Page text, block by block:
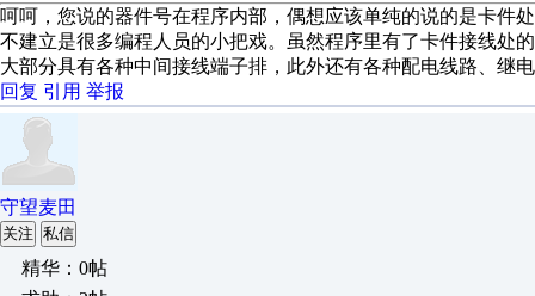
呵呵，您说的器件号在程序内部，偶想应该单纯的说的是卡件
不建立是很多编程人员的小把戏。虽然程序里有了卡件接线处
大部分具有各种中间接线端子排，此外还有各种配电线路、继
回复 引用 举报
守望麦田
关注 私信
精华：0帖